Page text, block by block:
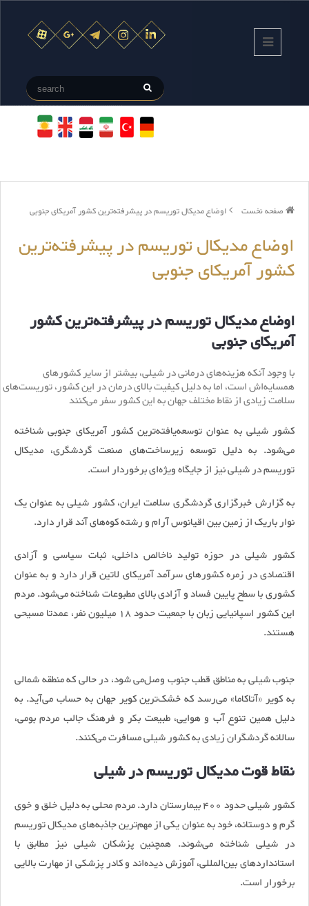
صفحه نخست اوضاع مدیکال توریسم در پیشرفته‌ترین کشور آمریکای جنوبی
اوضاع مدیکال توریسم در پیشرفته‌ترین
کشور آمریکای جنوبی
اوضاع مدیکال توریسم در پیشرفته‌ترین کشور
آمریکای جنوبی
با وجود آنکه هزینه‌های درمانی در شیلی، بیشتر از سایر کشورهای
همسایه‌اش است، اما به دلیل کیفیت بالای درمان در این کشور، توریست‌های
سلامت زیادی از نقاط مختلف جهان به این کشور سفر می‌کنند
کشور شیلی به عنوان توسعه‌یافته‌ترین کشور آمریکای جنوبی شناخته
می‌شود. به دلیل توسعه زیرساخت‌های صنعت گردشگری، مدیکال
توریسم در شیلی نیز از جایگاه ویژه‌ای برخوردار است.
به گزارش خبرگزاری گردشگری سلامت ایران، کشور شیلی به عنوان یک
نوار باریک از زمین بین اقیانوس آرام و رشته کوه‌های آند قرار دارد.
کشور شیلی در حوزه تولید ناخالص داخلی، ثبات سیاسی و آزادی
اقتصادی در زمره کشورهای سرآمد آمریکای لاتین قرار دارد و به عنوان
کشوری با سطح پایین فساد و آزادی بالای مطبوعات شناخته می‌شود. مردم
این کشور اسپانیایی زبان با جمعیت حدود 18 میلیون نفر، عمدتا مسیحی
هستند.
جنوب شیلی به مناطق قطب جنوب وصل‌می شود، در حالی که منطقه شمالی
به کویر «آتاکاما» می‌رسد که خشک‌ترین کویر جهان به حساب می‌آید. به
دلیل همین تنوع آب و هوایی، طبیعت بکر و فرهنگ جالب مردم بومی،
سالانه گردشگران زیادی به کشور شیلی مسافرت می‌کنند.
نقاط قوت مدیکال توریسم در شیلی
کشور شیلی حدود 400 بیمارستان دارد. مردم محلی به دلیل خلق و خوی
گرم و دوستانه، خود به عنوان یکی از مهم‌ترین جاذبه‌های مدیکال توریسم
در شیلی شناخته می‌شوند. همچنین پزشکان شیلی نیز مطابق با
استانداردهای بین‌المللی، آموزش دیده‌اند و کادر پزشکی از مهارت بالایی
برخورار است.